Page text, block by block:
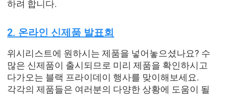
하려 합니다.
2. 온라인 신제품 발표회
위시리스트에 원하시는 제품을 넣어놓으셨나요? 수
많은 신제품이 출시되므로 미리 제품을 확인하시고
다가오는 블랙 프라이데이 행사를 맞이해보세요.
각각의 제품들은 여러분의 다양한 상황에 도움이 될